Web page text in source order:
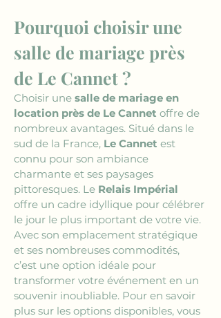
Pourquoi choisir une
salle de mariage près
de Le Cannet ?
Choisir une salle de mariage en
location près de Le Cannet offre de
nombreux avantages. Situé dans le
sud de la France, Le Cannet est
connu pour son ambiance
charmante et ses paysages
pittoresques. Le Relais Impérial
offre un cadre idyllique pour célébrer
le jour le plus important de votre vie.
Avec son emplacement stratégique
et ses nombreuses commodités,
c’est une option idéale pour
transformer votre événement en un
souvenir inoubliable. Pour en savoir
plus sur les options disponibles, vous